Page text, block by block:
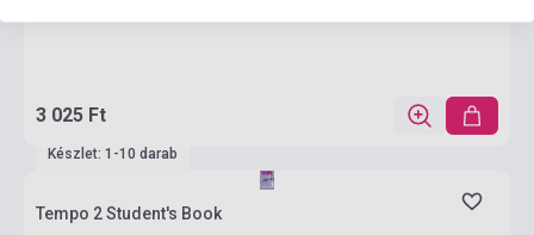
3 025 Ft
Készlet: 1-10 darab
Tempo 2 Student's Book